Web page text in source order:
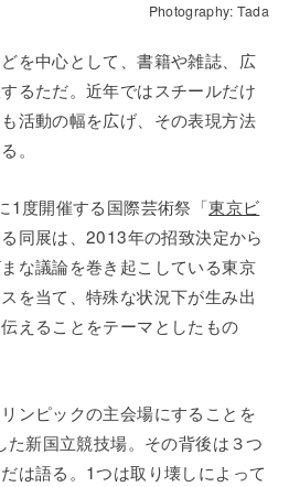
Photography: Tada
を中心として、書籍や雑誌、広
るただ。近年ではスチールだけ
活動の幅を広げ、その表現方法
。
1度開催する国際芸術祭「東京ビ
同展は、2013年の招致決定から
な議論を巻き起こしている東京
を当て、特殊な状況下が生み出
えることをテーマとしたもの
ンピックの主会場にすることを
新国立競技場。その背後は３つ
は語る。1つは取り壊しによって